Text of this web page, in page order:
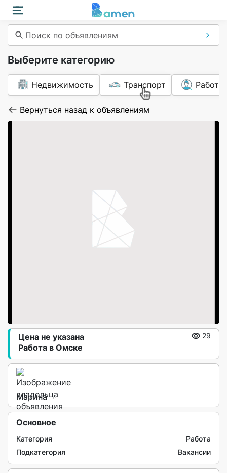
Поиск по объявлениям
Выберите категорию
Недвижимость Транспорт Работа
Вернуться назад к объявлениям
Работа в Омске
Цена не указана 29
Марина
Основное
Категория
Работа
Подкатегория
Вакансии